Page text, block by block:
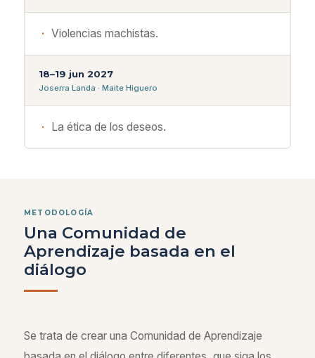
Violencias machistas.
18–19 jun 2027
Joserra Landa · Maite Higuero
La ética de los deseos.
METODOLOGÍA
Una Comunidad de
Aprendizaje basada en el
diálogo
Se trata de crear una Comunidad de Aprendizaje